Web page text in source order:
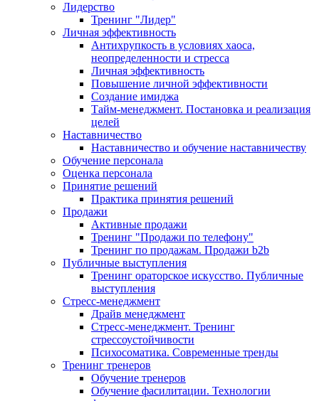
Лидерство
Тренинг "Лидер"
Личная эффективность
Антихрупкость в условиях хаоса,
неопределенности и стресса
Личная эффективность
Повышение личной эффективности
Создание имиджа
Тайм-менеджмент. Постановка и реализация
целей
Наставничество
Наставничество и обучение наставничеству
Обучение персонала
Оценка персонала
Принятие решений
Практика принятия решений
Продажи
Активные продажи
Тренинг "Продажи по телефону"
Тренинг по продажам. Продажи b2b
Публичные выступления
Тренинг ораторское искусство. Публичные
выступления
Стресс-менеджмент
Драйв менеджмент
Стресс-менеджмент. Тренинг
стрессоустойчивости
Психосоматика. Современные тренды
Тренинг тренеров
Обучение тренеров
Обучение фасилитации. Технологии